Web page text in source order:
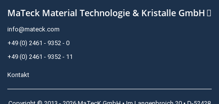
MaTeck Material Technologie & Kristalle GmbH
info@mateck.com
+49 (0) 2461 - 9352 - 0
+49 (0) 2461 - 9352 - 11
Kontakt